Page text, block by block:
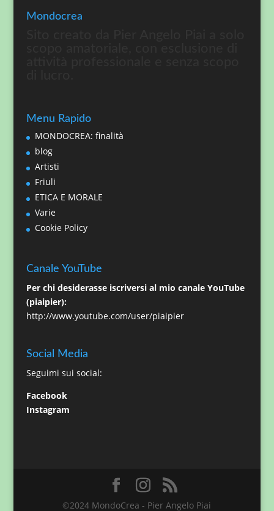
Mondocrea
Menu Rapido
MONDOCREA: finalità
blog
Artisti
Friuli
ETICA E MORALE
Varie
Cookie Policy
Canale YouTube
Per chi desiderasse iscriversi al mio canale YouTube
(piaipier):
http://www.youtube.com/user/piaipier
Social Media
Seguimi sui social:
Facebook
Instagram
©2024 MondoCrea - Pier Angelo Piai